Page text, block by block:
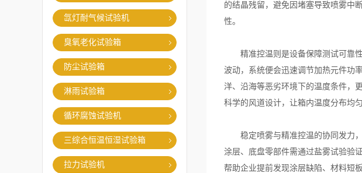
氙灯耐气候试验机
臭氧老化试验箱
防尘试验箱
淋雨试验箱
循环腐蚀试验机
三综合恒温恒湿试验箱
拉力试验机
的结晶残留，避免因堵塞导致喷雾中
性。
精准控温则是设备保障测试可靠性
波动，系统便会迅速调节加热元件功
洋、沿海等恶劣环境下的温度条件，
科学的风道设计，让箱内温度分布均
稳定喷雾与精准控温的协同发力，
涂层、底盘零部件需通过盐雾试验验
帮助企业提前发现涂层缺陷、材料短